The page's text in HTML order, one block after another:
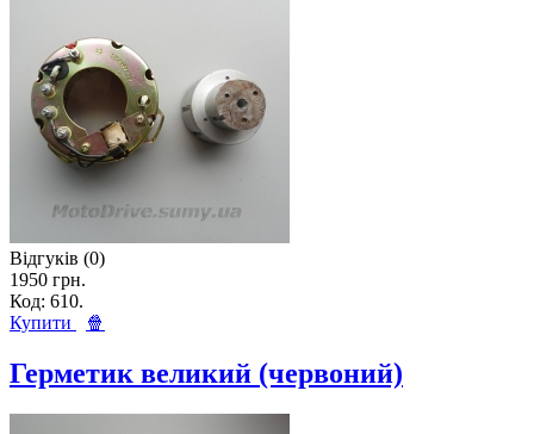
Відгуків (0)
1950 грн.
Код: 610.
Купити
🍿
Герметик великий (червоний)